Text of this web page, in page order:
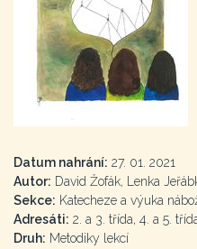
Datum nahrání: 27. 01. 2021
Autor: David Žofák, Lenka
Sekce: Katecheze a výuka
Adresáti: 2. a 3. třída, 4. a 5.
Druh: Metodiky lekcí